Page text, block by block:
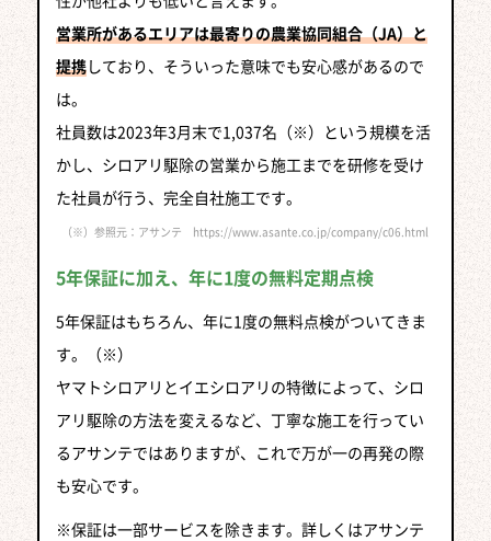
営業所があるエリアは最寄りの農業協同組合（JA）と
提携しており、そういった意味でも安心感があるので
は。
社員数は2023年3月末で1,037名（※）という規模を活
かし、シロアリ駆除の営業から施工までを研修を受け
た社員が行う、完全自社施工です。
（※）参照元：アサンテ https://www.asante.co.jp/company/c06.html
5年保証に加え、年に1度の無料定期点検
5年保証はもちろん、年に1度の無料点検がついてきま
す。（※）
ヤマトシロアリとイエシロアリの特徴によって、シロ
アリ駆除の方法を変えるなど、丁寧な施工を行ってい
るアサンテではありますが、これで万が一の再発の際
も安心です。
※保証は一部サービスを除きます。詳しくはアサンテ